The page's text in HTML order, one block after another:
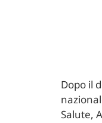
Dopo il
Salute,